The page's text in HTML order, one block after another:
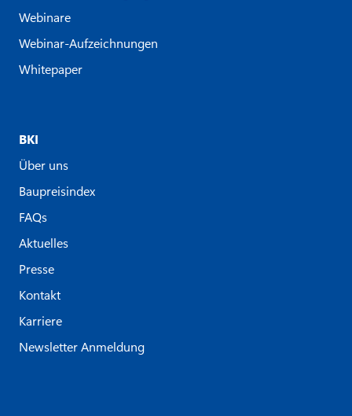
Webinare
Webinar-Aufzeichnungen
Whitepaper
BKI
Über uns
Baupreisindex
FAQs
Aktuelles
Presse
Kontakt
Karriere
Newsletter Anmeldung